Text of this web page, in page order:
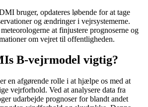
bruger, opdateres løbende for at tage
og ændringer i vejrsystemerne.
at finjustere prognoserne og
om vejret til offentligheden.
B-vejrmodel vigtig?
en afgørende rolle i at hjælpe os med at
vejrforhold. Ved at analysere data fra
udarbejde prognoser for blandt andet